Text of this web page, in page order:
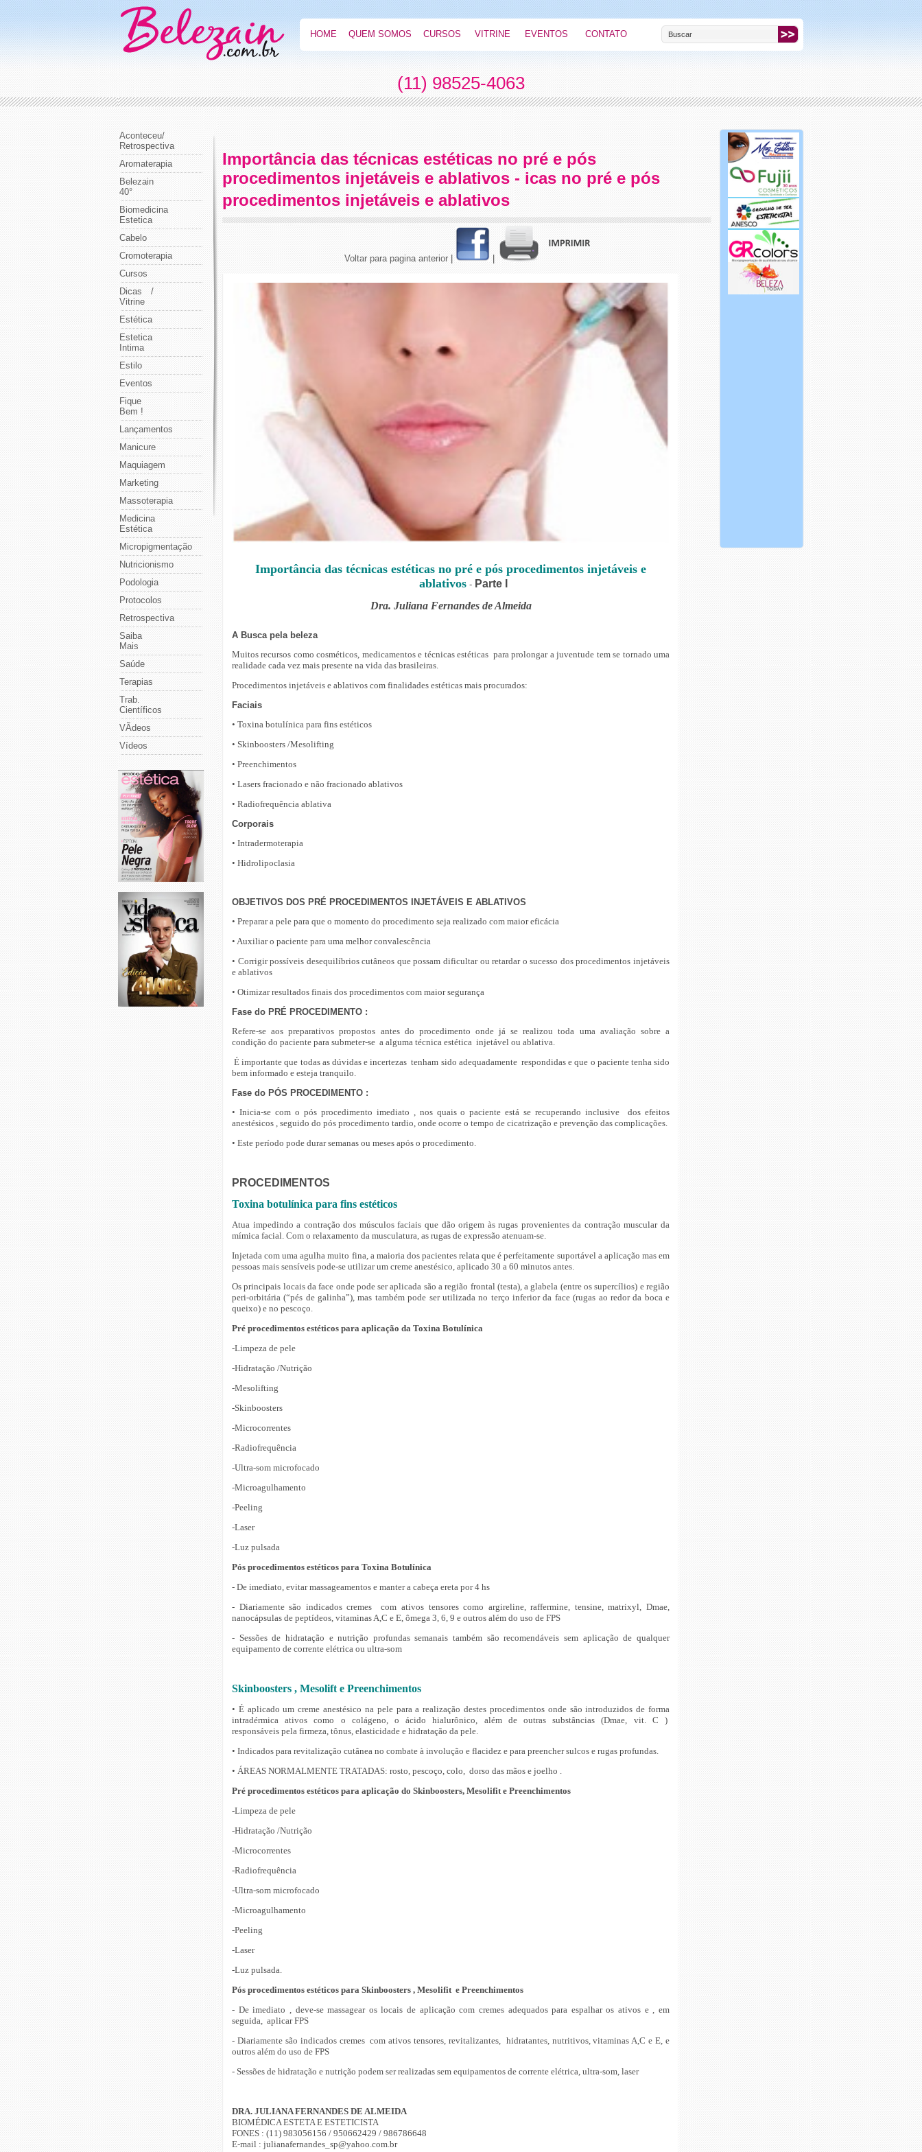
HOME QUEM SOMOS CURSOS VITRINE EVENTOS CONTATO
(11) 98525-4063
Aconteceu/
Retrospectiva
Aromaterapia
Belezain
40°
Biomedicina
Estetica
Cabelo
Cromoterapia
Cursos
Dicas /
Vitrine
Estética
Estetica
Intima
Estilo
Eventos
Fique
Bem !
Lançamentos
Manicure
Maquiagem
Marketing
Massoterapia
Medicina
Estética
Micropigmentação
Nutricionismo
Podologia
Protocolos
Retrospectiva
Saiba
Mais
Saúde
Terapias
Trab.
Científicos
VÃ­deos
Vídeos
Importância das técnicas estéticas no pré e pós
procedimentos injetáveis e ablativos - icas no pré e pós
procedimentos injetáveis e ablativos
Voltar para pagina anterior|
Importância das técnicas estéticas no pré e pós procedimentos injetáveis e
ablativos- Parte I
Dra. Juliana Fernandes de Almeida
A Busca pela beleza
Muitos recursos como cosméticos, medicamentos e técnicas estéticas para prolongar a juventude tem se tornado uma
realidade cada vez mais presente na vida das brasileiras.
Procedimentos injetáveis e ablativos com finalidades estéticas mais procurados:
Faciais
• Toxina botulínica para fins estéticos
• Skinboosters /Mesolifting
• Preenchimentos
• Lasers fracionado e não fracionado ablativos
• Radiofrequência ablativa
Corporais
• Intradermoterapia
• Hidrolipoclasia
OBJETIVOS DOS PRÉ PROCEDIMENTOS INJETÁVEIS E ABLATIVOS
• Preparar a pele para que o momento do procedimento seja realizado com maior eficácia
• Auxiliar o paciente para uma melhor convalescência
• Corrigir possíveis desequilíbrios cutâneos que possam dificultar ou retardar o sucesso dos procedimentos injetáveis
e ablativos
• Otimizar resultados finais dos procedimentos com maior segurança
Fase do PRÉ PROCEDIMENTO :
Refere-se aos preparativos propostos antes do procedimento onde já se realizou toda uma avaliação sobre a
condição do paciente para submeter-se a alguma técnica estética injetável ou ablativa.
É importante que todas as dúvidas e incertezas tenham sido adequadamente respondidas e que o paciente tenha sido
bem informado e esteja tranquilo.
Fase do PÓS PROCEDIMENTO :
• Inicia-se com o pós procedimento imediato , nos quais o paciente está se recuperando inclusive dos efeitos
anestésicos , seguido do pós procedimento tardio, onde ocorre o tempo de cicatrização e prevenção das complicações.
• Este período pode durar semanas ou meses após o procedimento.
PROCEDIMENTOS
Toxina botulínica para fins estéticos
Atua impedindo a contração dos músculos faciais que dão origem às rugas provenientes da contração muscular da
mímica facial. Com o relaxamento da musculatura, as rugas de expressão atenuam-se.
Injetada com uma agulha muito fina, a maioria dos pacientes relata que é perfeitamente suportável a aplicação mas em
pessoas mais sensíveis pode-se utilizar um creme anestésico, aplicado 30 a 60 minutos antes.
Os principais locais da face onde pode ser aplicada são a região frontal (testa), a glabela (entre os supercílios) e região
peri-orbitária (“pés de galinha”), mas também pode ser utilizada no terço inferior da face (rugas ao redor da boca e
queixo) e no pescoço.
Pré procedimentos estéticos para aplicação da Toxina Botulínica
-Limpeza de pele
-Hidratação /Nutrição
-Mesolifting
-Skinboosters
-Microcorrentes
-Radiofrequência
-Ultra-som microfocado
-Microagulhamento
-Peeling
-Laser
-Luz pulsada
Pós procedimentos estéticos para Toxina Botulínica
- De imediato, evitar massageamentos e manter a cabeça ereta por 4 hs
- Diariamente são indicados cremes com ativos tensores como argireline, raffermine, tensine, matrixyl, Dmae,
nanocápsulas de peptídeos, vitaminas A,C e E, ômega 3, 6, 9 e outros além do uso de FPS
- Sessões de hidratação e nutrição profundas semanais também são recomendáveis sem aplicação de qualquer
equipamento de corrente elétrica ou ultra-som
Skinboosters , Mesolift e Preenchimentos
• É aplicado um creme anestésico na pele para a realização destes procedimentos onde são introduzidos de forma
intradérmica ativos como o colágeno, o ácido hialurônico, além de outras substâncias (Dmae, vit. C )
responsáveis pela firmeza, tônus, elasticidade e hidratação da pele.
• Indicados para revitalização cutânea no combate à involução e flacidez e para preencher sulcos e rugas profundas.
• ÁREAS NORMALMENTE TRATADAS: rosto, pescoço, colo, dorso das mãos e joelho .
Pré procedimentos estéticos para aplicação do Skinboosters, Mesolifit e Preenchimentos
-Limpeza de pele
-Hidratação /Nutrição
-Microcorrentes
-Radiofrequência
-Ultra-som microfocado
-Microagulhamento
-Peeling
-Laser
-Luz pulsada.
Pós procedimentos estéticos para Skinboosters , Mesolifit e Preenchimentos
- De imediato , deve-se massagear os locais de aplicação com cremes adequados para espalhar os ativos e , em
seguida, aplicar FPS
- Diariamente são indicados cremes com ativos tensores, revitalizantes, hidratantes, nutritivos, vitaminas A,C e E, e
outros além do uso de FPS
- Sessões de hidratação e nutrição podem ser realizadas sem equipamentos de corrente elétrica, ultra-som, laser
DRA. JULIANA FERNANDES DE ALMEIDA
BIOMÉDICA ESTETA E ESTETICISTA
FONES : (11) 983056156 / 950662429 / 986786648
E-mail : julianafernandes_sp@yahoo.com.br